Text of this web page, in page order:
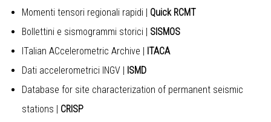
Momenti tensori regionali rapidi
Quick RCMT
Bollettini e sismogrammi storici
SISMOS
ITalian ACcelerometric Archive
ITACA
Dati accelerometrici INGV
ISMD
Database for site characterization of permanent seismic
stations
CRISP